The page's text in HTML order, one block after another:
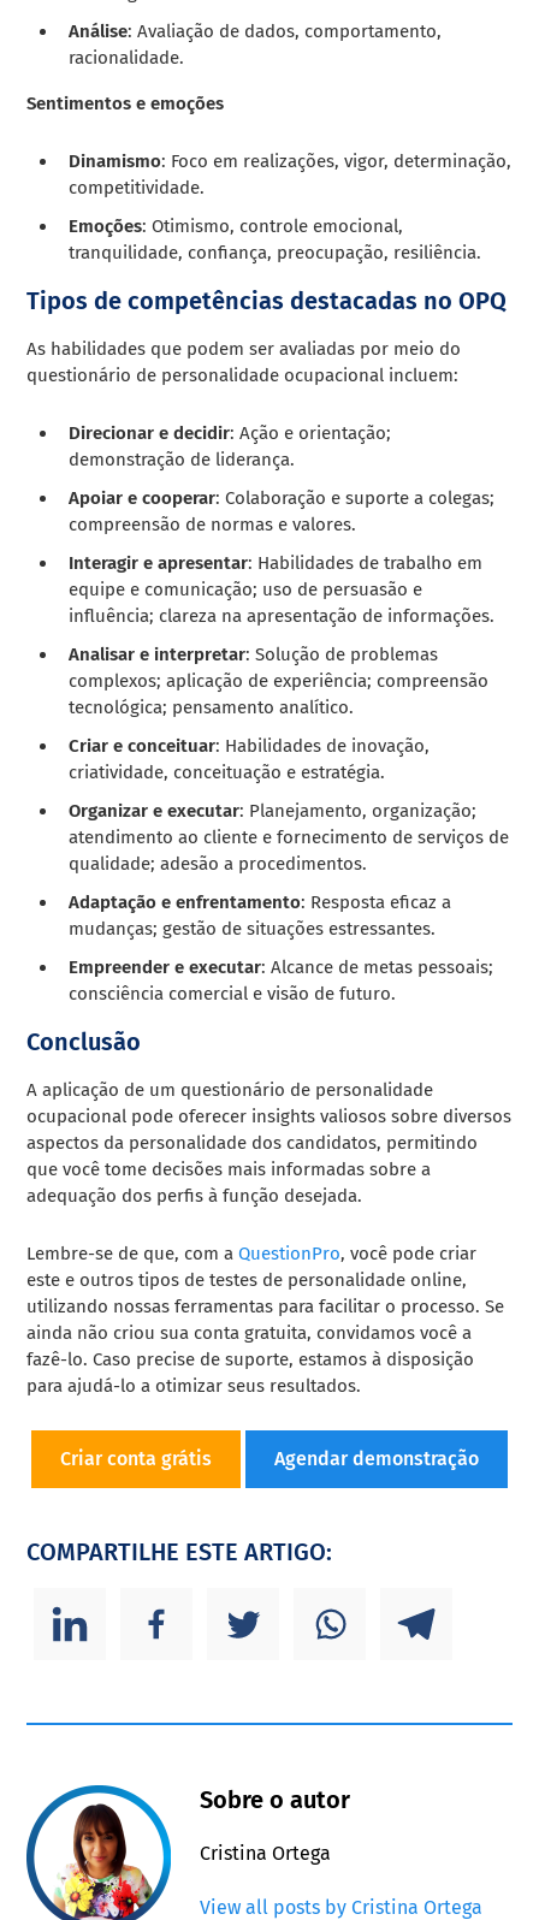
Análise: Avaliação de dados, comportamento,
racionalidade.
Sentimentos e emoções
Dinamismo: Foco em realizações, vigor, determinação,
competitividade.
Emoções: Otimismo, controle emocional,
tranquilidade, confiança, preocupação, resiliência.
Tipos de competências destacadas no OPQ
As habilidades que podem ser avaliadas por meio do
questionário de personalidade ocupacional incluem:
Direcionar e decidir: Ação e orientação;
demonstração de liderança.
Apoiar e cooperar: Colaboração e suporte a colegas;
compreensão de normas e valores.
Interagir e apresentar: Habilidades de trabalho em
equipe e comunicação; uso de persuasão e
influência; clareza na apresentação de informações.
Analisar e interpretar: Solução de problemas
complexos; aplicação de experiência; compreensão
tecnológica; pensamento analítico.
Criar e conceituar: Habilidades de inovação,
criatividade, conceituação e estratégia.
Organizar e executar: Planejamento, organização;
atendimento ao cliente e fornecimento de serviços de
qualidade; adesão a procedimentos.
Adaptação e enfrentamento: Resposta eficaz a
mudanças; gestão de situações estressantes.
Empreender e executar: Alcance de metas pessoais;
consciência comercial e visão de futuro.
Conclusão
A aplicação de um questionário de personalidade
ocupacional pode oferecer insights valiosos sobre diversos
aspectos da personalidade dos candidatos, permitindo
que você tome decisões mais informadas sobre a
adequação dos perfis à função desejada.
Lembre-se de que, com aQuestionPro, você pode criar
este e outros tipos de testes de personalidade online,
utilizando nossas ferramentas para facilitar o processo. Se
ainda não criou sua conta gratuita, convidamos você a
fazê-lo. Caso precise de suporte, estamos à disposição
para ajudá-lo a otimizar seus resultados.
Criar conta grátis Agendar demonstração
COMPARTILHE ESTE ARTIGO:
Sobre o autor
Cristina Ortega
View all posts by Cristina Ortega